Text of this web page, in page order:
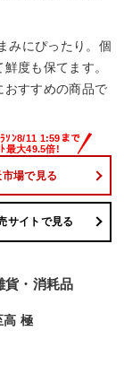
みにぴったり。個
度も保てます。
おすすめの商品で
場で見る
サイトで見る
貨・消耗品
高 極